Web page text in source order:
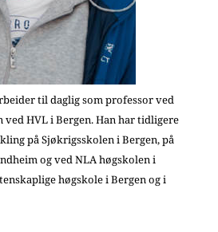
til daglig som professor ved
ved HVL i Bergen. Han har tidligere
på Sjøkrigsskolen i Bergen, på
og ved NLA høgskolen i
høgskole i Bergen og i